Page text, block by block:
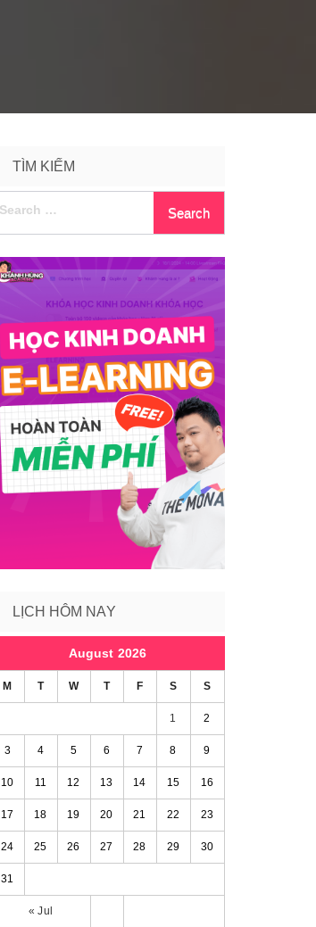
TÌM KIẾM
LỊCH HÔM NAY
August 2026
M T W T F S S
« Jul
1 2
3 4 5 6 7 8 9
10 11 12 13 14 15 16
17 18 19 20 21 22 23
24 25 26 27 28 29 30
31